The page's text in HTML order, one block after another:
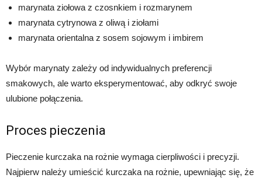
marynata ziołowa z czosnkiem i rozmarynem
marynata cytrynowa z oliwą i ziołami
marynata orientalna z sosem sojowym i imbirem
Wybór marynaty zależy od indywidualnych preferencji
smakowych, ale warto eksperymentować, aby odkryć swoje
ulubione połączenia.
Proces pieczenia
Pieczenie kurczaka na rożnie wymaga cierpliwości i precyzji.
Najpierw należy umieścić kurczaka na rożnie, upewniając się, że